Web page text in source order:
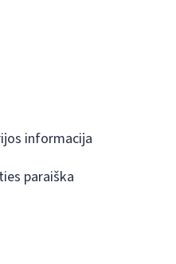
informacija
paraiška